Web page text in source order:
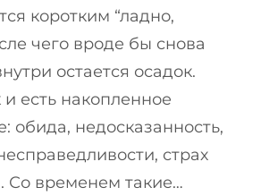
коротким “ладно,
чего вроде бы снова
остается осадок.
и есть накопленное
обида, недосказанность,
страх
Со временем такие…